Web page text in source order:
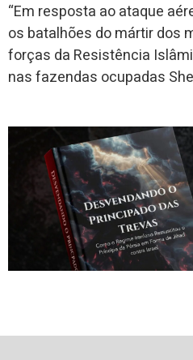
“Em resposta ao ataque
os batalhões do mártir dos
forças da Resistência
nas fazendas ocupadas